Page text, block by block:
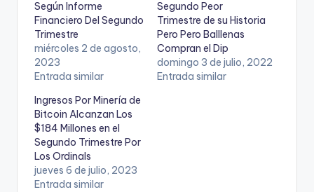
Según Informe
Financiero Del Segundo
Trimestre
miércoles 2 de agosto,
2023
Entrada similar
Segundo Peor
Trimestre de su Historia
Pero Pero Balllenas
Compran el Dip
domingo 3 de julio, 2022
Entrada similar
Ingresos Por Minería de
Bitcoin Alcanzan Los
$184 Millones en el
Segundo Trimestre Por
Los Ordinals
jueves 6 de julio, 2023
Entrada similar